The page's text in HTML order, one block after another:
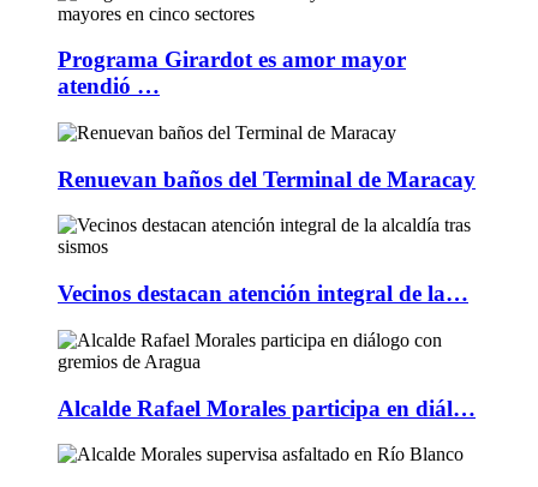
Programa Girardot es amor mayor
atendió …
Renuevan baños del Terminal de Maracay
Vecinos destacan atención integral de la…
Alcalde Rafael Morales participa en diál…